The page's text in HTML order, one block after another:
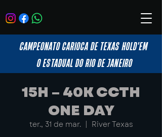
CAMPEONATO CARIOCA DE TEXAS HOLD'EM
O ESTADUAL DO RIO DE JANEIRO
15H – 40K CCTH
ONE DAY
ter., 31 de mar.
  |
River Texas